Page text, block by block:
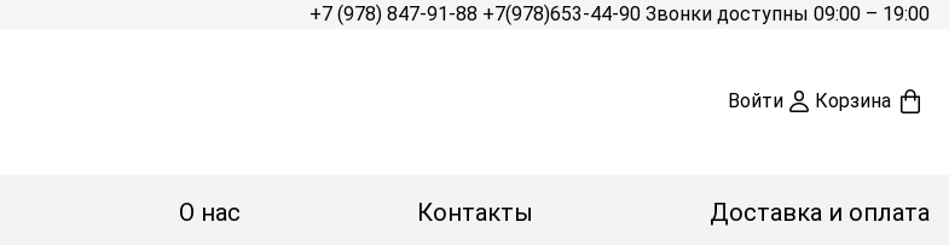
+7 (978) 847-91-88 +7(978)653-44-90 Звонки доступны 09:00 – 19:00
Войти Корзина
О нас Контакты Доставка и оплата